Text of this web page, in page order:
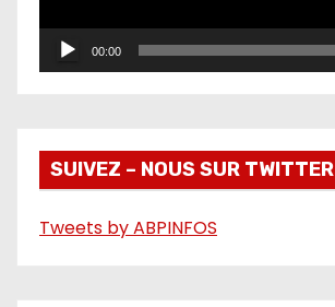
v
o
00:00
SUIVEZ – NOUS SUR TWITTER
Tweets by ABPINFOS